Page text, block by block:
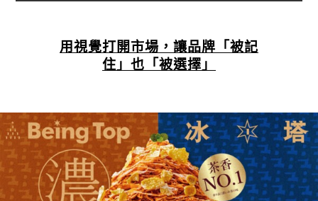
用視覺打開市場，讓品牌「被記
住」也「被選擇」